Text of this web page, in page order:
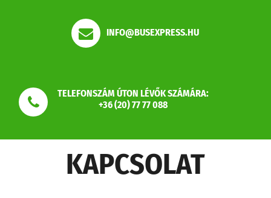
INFO@BUSEXPRESS.HU
TELEFONSZÁM ÚTON LÉVŐK SZÁMÁRA:
+36 (20) 77 77 088
KAPCSOLAT